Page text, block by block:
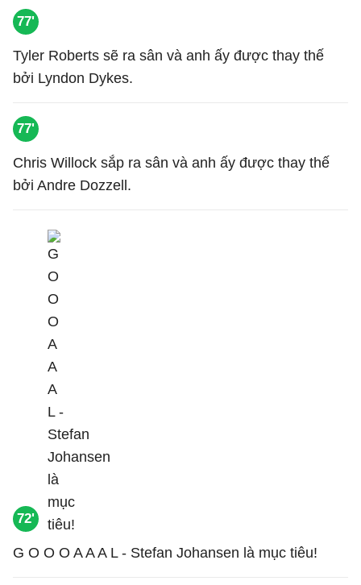
77'
Tyler Roberts sẽ ra sân và anh ấy được thay thế
bởi Lyndon Dykes.
77'
Chris Willock sắp ra sân và anh ấy được thay thế
bởi Andre Dozzell.
72'
G O O O A A A L - Stefan Johansen là mục tiêu!